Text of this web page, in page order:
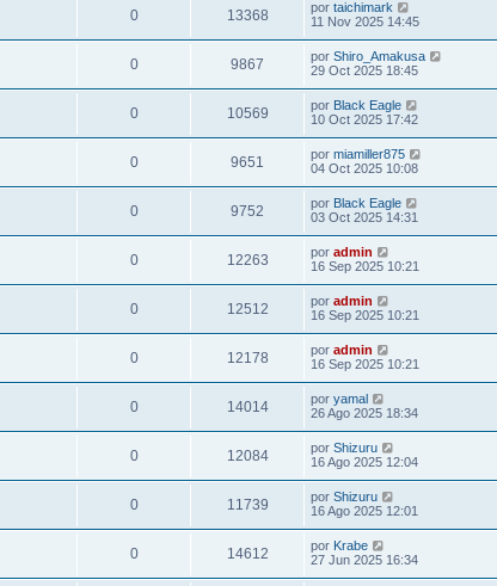
0 13368 por taichimark
11 Nov 2025 14:45
0 9867 por Shiro_Amakusa
29 Oct 2025 18:45
0 10569 por Black Eagle
10 Oct 2025 17:42
0 9651 por miamiller875
04 Oct 2025 10:08
0 9752 por Black Eagle
03 Oct 2025 14:31
0 12263 por admin
16 Sep 2025 10:21
0 12512 por admin
16 Sep 2025 10:21
0 12178 por admin
16 Sep 2025 10:21
0 14014 por yamal
26 Ago 2025 18:34
0 12084 por Shizuru
16 Ago 2025 12:04
0 11739 por Shizuru
16 Ago 2025 12:01
0 14612 por Krabe
27 Jun 2025 16:34